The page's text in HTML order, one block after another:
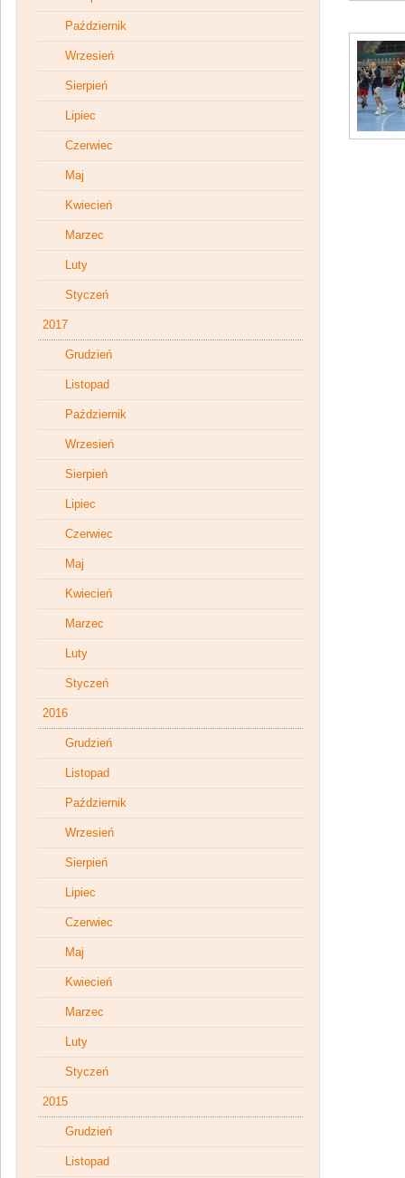
Październik
Wrzesień
Sierpień
Lipiec
Czerwiec
Maj
Kwiecień
Marzec
Luty
Styczeń
2017
Grudzień
Listopad
Październik
Wrzesień
Sierpień
Lipiec
Czerwiec
Maj
Kwiecień
Marzec
Luty
Styczeń
2016
Grudzień
Listopad
Październik
Wrzesień
Sierpień
Lipiec
Czerwiec
Maj
Kwiecień
Marzec
Luty
Styczeń
2015
Grudzień
Listopad